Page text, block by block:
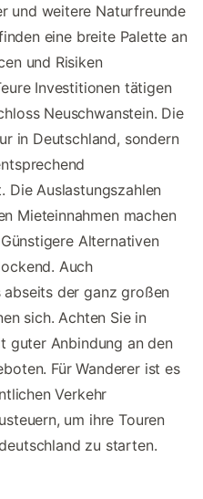
und weitere Naturfreunde
eine breite Palette an
und Risiken
Investitionen tätigen
Neuschwanstein. Die
in Deutschland, sondern
Die Auslastungszahlen
Mieteinnahmen machen
Alternativen
Auch
abseits der ganz großen
sich. Achten Sie in
guter Anbindung an den
Für Wanderer ist es
Verkehr
um ihre Touren
zu starten.